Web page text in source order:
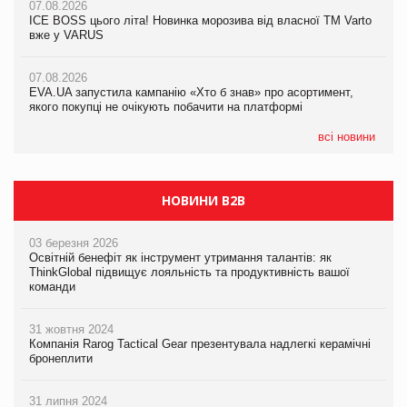
07.08.2026
ICE BOSS цього літа! Новинка морозива від власної ТМ Varto
вже у VARUS
07.08.2026
EVA.UA запустила кампанію «Хто б знав» про асортимент,
якого покупці не очікують побачити на платформі
всі новини
06.08.2026
Смачна новинка для хвостатих: у VARUS з’явилися паучі
05.08.2026
Мережа супермаркетів VARUS купує мережу магазинів
Продажі Hugo Boss впали на 9%
НОВИНИ B2B
03 березня 2026
Освітній бенефіт як інструмент утримання талантів: як
ThinkGlobal підвищує лояльність та продуктивність вашої
команди
31 жовтня 2024
Компанія Rarog Tactical Gear презентувала надлегкі керамічні
бронеплити
31 липня 2024